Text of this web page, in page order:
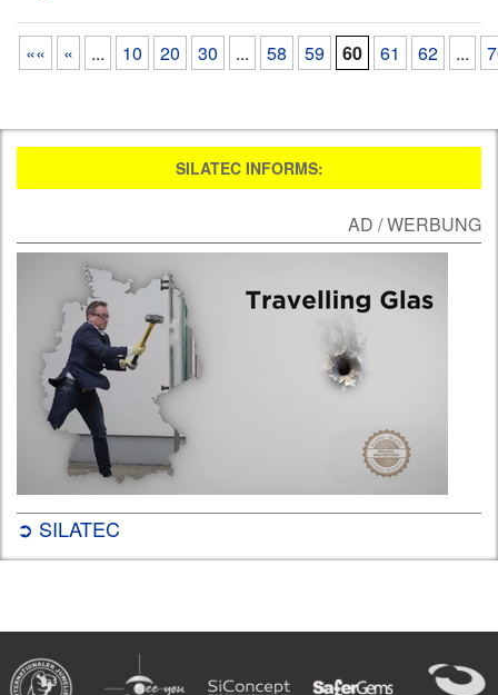
«« « ... 10 20 30 ... 58 59 60 61 62 ...
SILATEC INFORMS:
AD / WERBUNG
➲ SILATEC